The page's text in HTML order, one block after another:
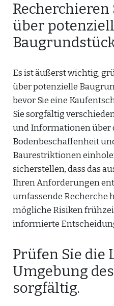
über
Es ist äußerst wichtig,
über potenzielle
bevor Sie eine
Sie sorgfältig
und Informationen über
Bodenbeschaffenheit
Baurestriktionen
sicherstellen, dass das
Ihren Anforderungen
umfassende Recherche
mögliche Risiken
informierte
Prüfen Sie die
Umgebung
sorgfältig.